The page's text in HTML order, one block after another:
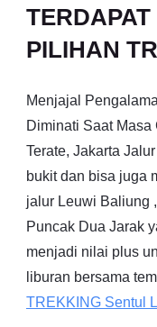
PILIHAN
Menjajal
Diminati Saat
Terate, Jakarta
bukit dan bisa juga
jalur Leuwi Baliung
Puncak Dua Jarak
menjadi nilai plus
liburan bersama
TREKKING Sentul